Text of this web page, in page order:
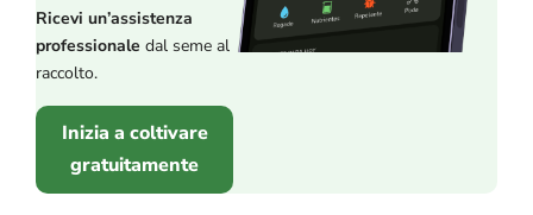
Ricevi un’assistenza
professionale dal seme al
raccolto.
Inizia a coltivare
gratuitamente